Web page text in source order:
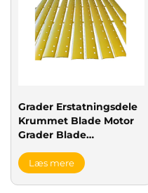
Grader Erstatningsdele
Krummet Blade Motor
Grader Blade
Læs mere